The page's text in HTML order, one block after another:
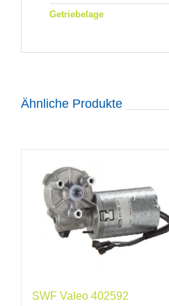
Getriebelage
Ähnliche Produkte
SWF Valeo 402592